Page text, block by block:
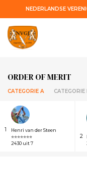
NEDERLANDSE
ORDER OF MERIT
CATEGORIE A CATEGORIE
1
Henri van der Steen
⭐⭐⭐⭐⭐⭐⭐
2430 uit 7
2